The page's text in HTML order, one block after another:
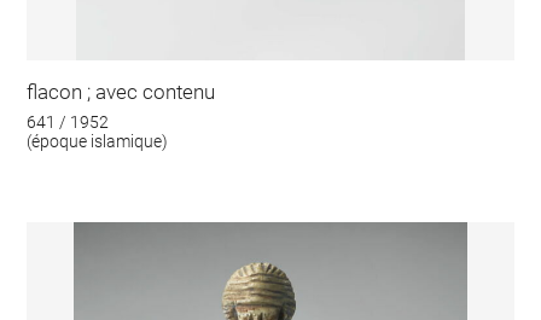
flacon ; avec contenu
641 / 1952
(époque islamique)